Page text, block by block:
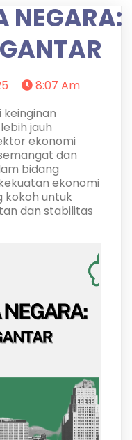
NEGARA:
8:07 Am
keinginan
jauh
ekonomi
dan
bidang
ekonomi
kokoh untuk
dan stabilitas